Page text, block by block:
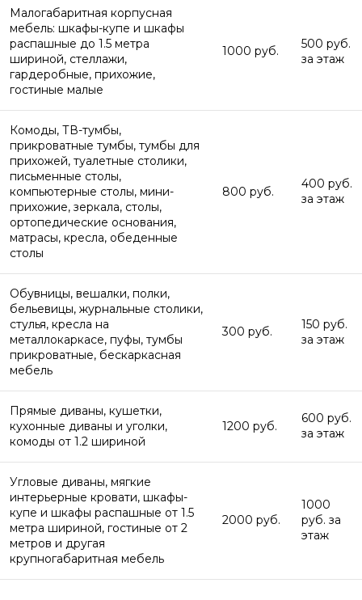
Малогабаритная корпусная
мебель: шкафы-купе и шкафы
распашные до 1.5 метра
шириной, стеллажи,
гардеробные, прихожие,
гостиные малые
1000 руб.
500 руб.
за этаж
Комоды, ТВ-тумбы,
прикроватные тумбы, тумбы для
прихожей, туалетные столики,
письменные столы,
компьютерные столы, мини-
прихожие, зеркала, столы,
ортопедические основания,
матрасы, кресла, обеденные
столы
800 руб.
400 руб.
за этаж
Обувницы, вешалки, полки,
бельевицы, журнальные столики,
стулья, кресла на
металлокаркасе, пуфы, тумбы
прикроватные, бескаркасная
мебель
300 руб.
150 руб.
за этаж
Прямые диваны, кушетки,
кухонные диваны и уголки,
комоды от 1.2 шириной
1200 руб.
600 руб.
за этаж
Угловые диваны, мягкие
интерьерные кровати, шкафы-
купе и шкафы распашные от 1.5
метра шириной, гостиные от 2
метров и другая
крупногабаритная мебель
2000 руб.
1000
руб. за
этаж